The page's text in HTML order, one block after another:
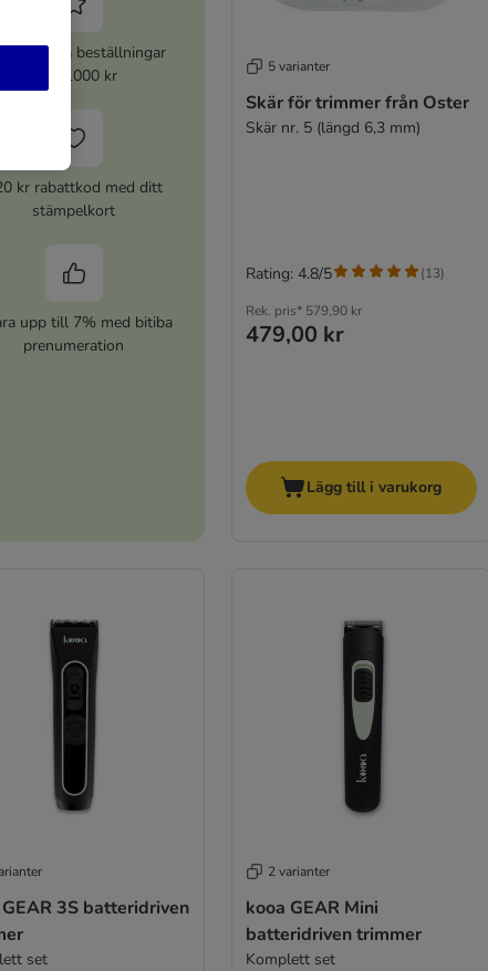
rabatt på beställningar
över 1000 kr
kr rabattkod med ditt
stämpelkort
upp till 7% med bitiba
prenumeration
5 varianter
Skär för trimmer från Oster
Skär nr. 5 (längd 6,3 mm)
Rek. pris* 579,90 kr
479,00 kr
Rating: 4.8/5 (13)
Lägg till i varukorg
3S batteridriven
set
2 varianter
kooa GEAR Mini
batteridriven trimmer
Komplett set